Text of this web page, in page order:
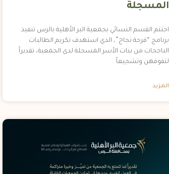
المسجلة
اختتم القسم النسائي بجمعية البر الأهلية بالرس تنفيذ
برنامج “فرحة نجاح”، الذي استهدف تكريم الطالبات
الناجحات من بنات الأسر المسجلة لدى الجمعية، تقديراً
لتفوقهن وتشجيعاً
المزيد